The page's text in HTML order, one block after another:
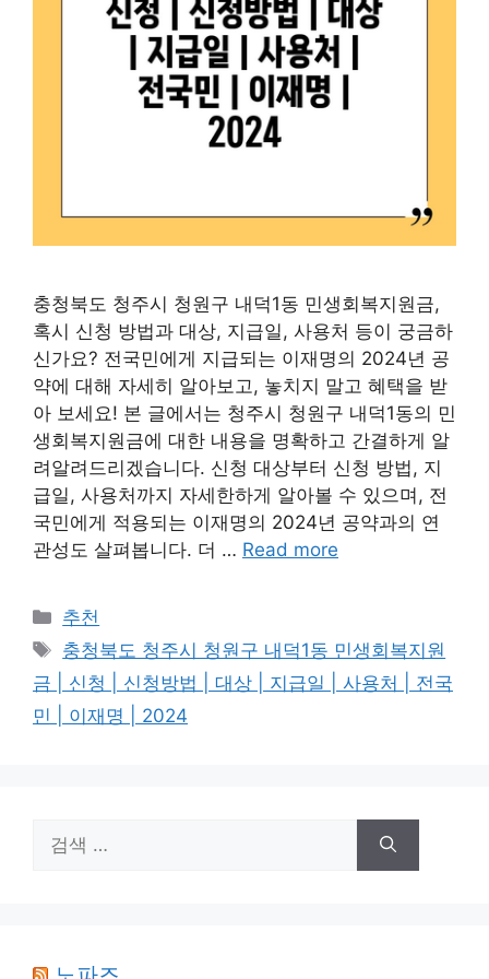
충청북도 청주시 청원구 내덕1동 민생회복지원금,
혹시 신청 방법과 대상, 지급일, 사용처 등이 궁금하
신가요? 전국민에게 지급되는 이재명의 2024년 공
약에 대해 자세히 알아보고, 놓치지 말고 혜택을 받
아 보세요! 본 글에서는 청주시 청원구 내덕1동의 민
생회복지원금에 대한 내용을 명확하고 간결하게 알
려알려드리겠습니다. 신청 대상부터 신청 방법, 지
급일, 사용처까지 자세한하게 알아볼 수 있으며, 전
국민에게 적용되는 이재명의 2024년 공약과의 연
관성도 살펴봅니다. 더 … Read more
카
테
고
리
추천
태
그
충청북도 청주시 청원구 내덕1동 민생회복지원
금 | 신청 | 신청방법 | 대상 | 지급일 | 사용처 | 전국
민 | 이재명 | 2024
색: